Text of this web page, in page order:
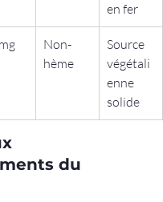
en fer
Non-
hème
Source
végétali
enne
solide
du